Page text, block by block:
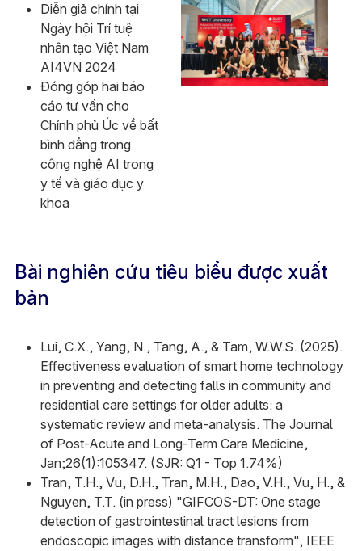
Diễn giả chính tại
Ngày hội Trí tuệ
nhân tạo Việt Nam
AI4VN 2024
Đóng góp hai báo
cáo tư vấn cho
Chính phủ Úc về bất
bình đẳng trong
công nghệ AI trong
y tế và giáo dục y
khoa
Bài nghiên cứu tiêu biểu được xuất
bản
Lui, C.X., Yang, N., Tang, A., & Tam, W.W.S. (2025).
Effectiveness evaluation of smart home technology
in preventing and detecting falls in community and
residential care settings for older adults: a
systematic review and meta-analysis. The Journal
of Post-Acute and Long-Term Care Medicine,
Jan;26(1):105347. (SJR: Q1 - Top 1.74%)
Tran, T.H., Vu, D.H., Tran, M.H., Dao, V.H., Vu, H., &
Nguyen, T.T. (in press) "GIFCOS-DT: One stage
detection of gastrointestinal tract lesions from
endoscopic images with distance transform", IEEE